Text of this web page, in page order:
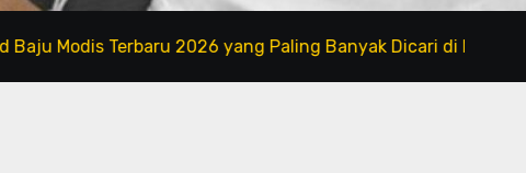
Terbaru 2026 yang Paling Banyak Dicari di Marketplace